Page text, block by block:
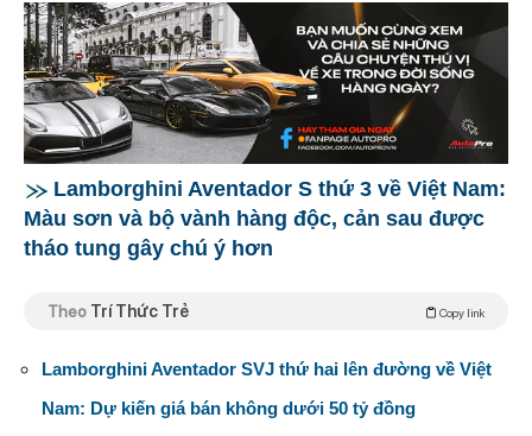
Lamborghini Aventador S thứ 3 về Việt Nam:
Màu sơn và bộ vành hàng độc, cản sau được
tháo tung gây chú ý hơn
Theo Trí Thức Trẻ Copy link
Lamborghini Aventador SVJ thứ hai lên đường về Việt
Nam: Dự kiến giá bán không dưới 50 tỷ đồng